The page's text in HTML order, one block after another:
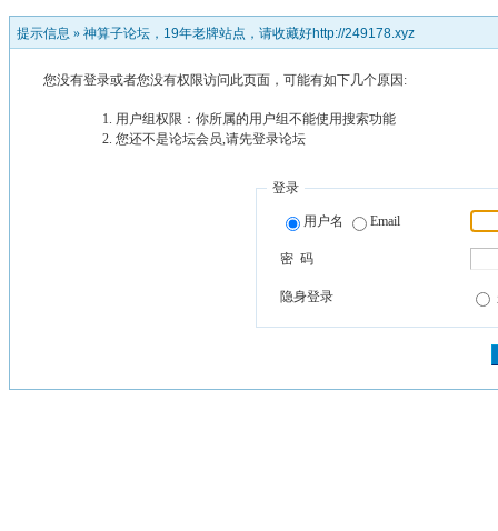
提示信息 » 神算子论坛，19年老牌站点，请收藏好http://249178.xyz
您没有登录或者您没有权限访问此页面，可能有如下几个原因:
用户组权限：你所属的用户组不能使用搜索功能
您还不是论坛会员,请先登录论坛
登录
用户名 Email
密 码
隐身登录